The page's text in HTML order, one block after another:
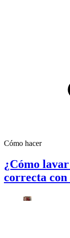
Cómo hacer
¿Cómo
correcta con